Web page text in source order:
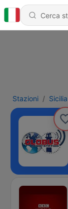
Stazioni Sicilia